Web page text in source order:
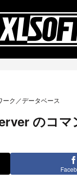
ーク／データベース
のコ